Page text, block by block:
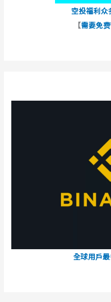
空投福利众
【需要免
全球用戶最